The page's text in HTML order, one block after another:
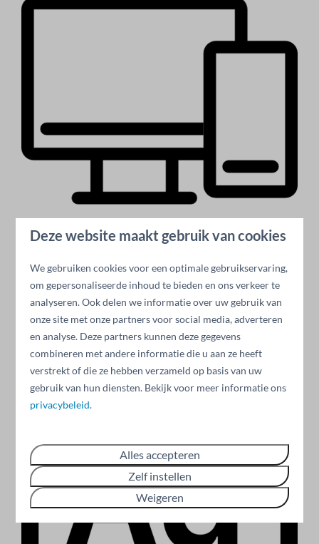
Website & Zoekmachine
Een gebruiksvriendelijke website en SEO
werkzaamheden voor een zo hoog mogelijke positie in
Google.
Deze website maakt gebruik van cookies
We gebruiken cookies voor een optimale gebruikservaring,
om gepersonaliseerde inhoud te bieden en ons verkeer te
analyseren. Ook delen we informatie over uw gebruik van
onze site met onze partners voor social media, adverteren
en analyse. Deze partners kunnen deze gegevens
combineren met andere informatie die u aan ze heeft
verstrekt of die ze hebben verzameld op basis van uw
gebruik van hun diensten. Bekijk voor meer informatie ons
privacybeleid.
Alles accepteren
Zelf instellen
Weigeren